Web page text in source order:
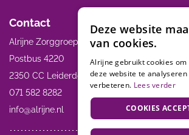
Contact
Alrijne Zorggroep
Postbus 4220
2350 CC Leiderdorp
071 582 8282
info@alrijne.nl
Deze website
van cookies.
Alrijne gebruikt cookies
deze website te analyseren
verbeteren. Lees verder
COOKIES